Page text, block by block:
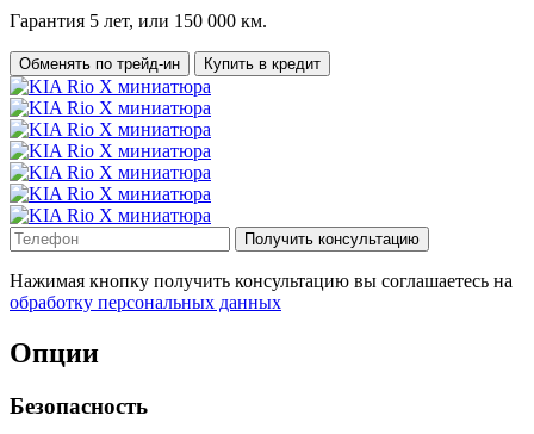
Гарантия 5 лет, или 150 000 км.
Обменять по трейд-ин Купить в кредит
Получить консультацию
Нажимая кнопку получить консультацию вы соглашаетесь на
обработку персональных данных
Опции
Безопасность